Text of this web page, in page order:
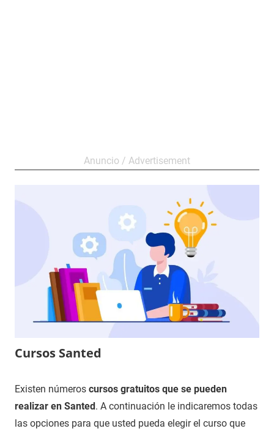
Cursos Santed
16
de
noviembre
Maria
Cursos
en
Zaragoza
Existen números cursos gratuitos que se pueden
realizar en Santed. A continuación le indicaremos todas
las opciones para que usted pueda elegir el curso que